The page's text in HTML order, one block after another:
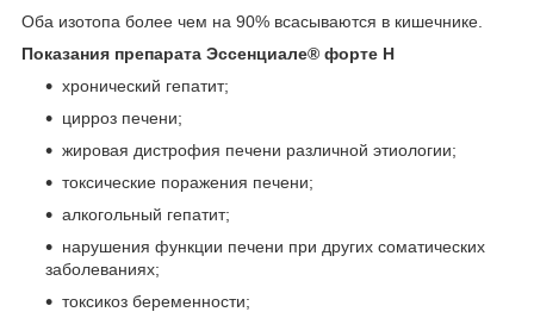
Оба изотопа более чем на 90% всасываются в кишечнике.
Показания препарата Эссенциале® форте Н
хронический гепатит;
цирроз печени;
жировая дистрофия печени различной этиологии;
токсические поражения печени;
алкогольный гепатит;
нарушения функции печени при других соматических
заболеваниях;
токсикоз беременности;